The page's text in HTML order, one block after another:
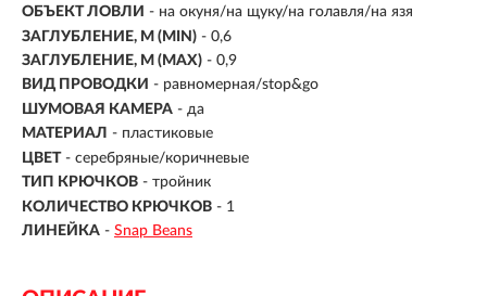
ОБЪЕКТ ЛОВЛИ - на окуня/на щуку/на голавля/на язя
ЗАГЛУБЛЕНИЕ, М (MIN) - 0,6
ЗАГЛУБЛЕНИЕ, М (MAX) - 0,9
ВИД ПРОВОДКИ - равномерная/stop&go
ШУМОВАЯ КАМЕРА - да
МАТЕРИАЛ - пластиковые
ЦВЕТ - серебряные/коричневые
ТИП КРЮЧКОВ - тройник
КОЛИЧЕСТВО КРЮЧКОВ - 1
ЛИНЕЙКА - Snap Beans